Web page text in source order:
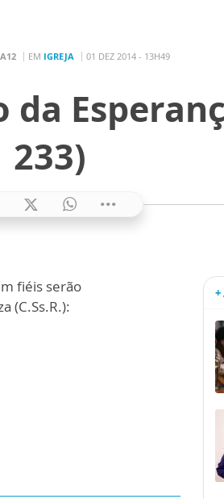
EM IGREJA 01 DEZ 2014 - 13H49
da
233)
fiéis serão
(C.Ss.R.):
+